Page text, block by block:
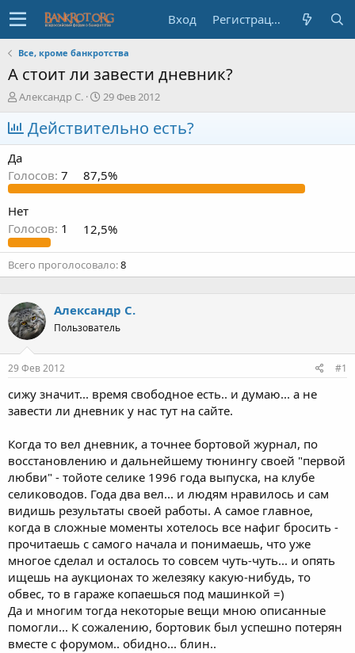
Вход Регистрация
Все, кроме банкротства
А стоит ли завести дневник?
А
в
т
о
р
т
е
м
ы
Александр С.
Д
а
т
а
ч
а
а
29 Фев 2012
Действительно есть?
Да
Голосов: 7 87,5%
Нет
Голосов: 1 12,5%
Всего проголосовало 8
Александр С.
Пользователь
29 Фев 2012 #1
сижу значит... время свободное есть.. и думаю... а не
завести ли дневник у нас тут на сайте.
Когда то вел дневник, а точнее бортовой журнал, по
восстановлению и дальнейшему тюнингу своей "первой
любви" - тойоте селике 1996 года выпуска, на клубе
селиководов. Года два вел... и людям нравилось и сам
видишь результаты своей работы. А самое главное,
когда в сложные моменты хотелось все нафиг бросить -
прочитаешь с самого начала и понимаешь, что уже
многое сделал и осталось то совсем чуть-чуть... и опять
ищешь на аукционах то железяку какую-нибудь, то
обвес, то в гараже копаешься под машинкой =)
Да и многим тогда некоторые вещи мною описанные
помогли... К сожалению, бортовик был успешно потерян
вместе с форумом.. обидно... блин..